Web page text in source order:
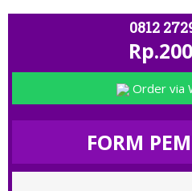
0812
Order via
FORM